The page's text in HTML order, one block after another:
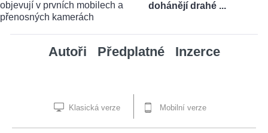
dohánějí drahé ...
Autoři Předplatné Inzerce
Klasická verze Mobilní verze